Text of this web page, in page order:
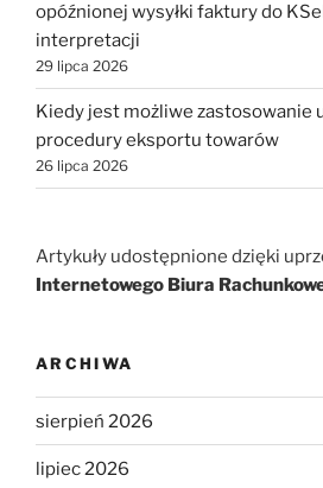
opóźnionej wysyłki faktury do
interpretacji
29 lipca 2026
Kiedy jest możliwe zastosowanie
procedury eksportu towarów
26 lipca 2026
Artykuły udostępnione dzięki
Internetowego Biura
ARCHIWA
sierpień 2026
lipiec 2026